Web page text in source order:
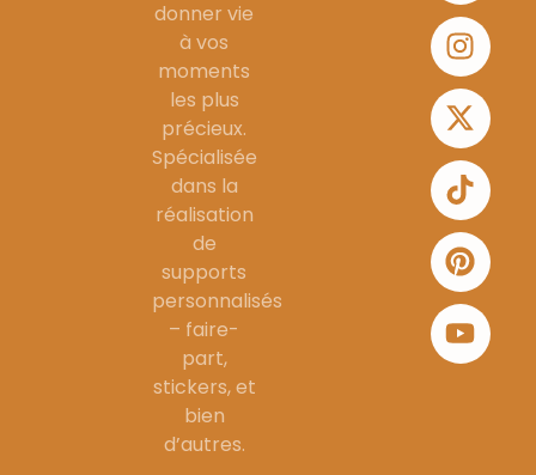
donner vie
à vos
moments
les plus
précieux.
Spécialisée
dans la
réalisation
de
supports
personnalisés
– faire-
part,
stickers, et
bien
d’autres.